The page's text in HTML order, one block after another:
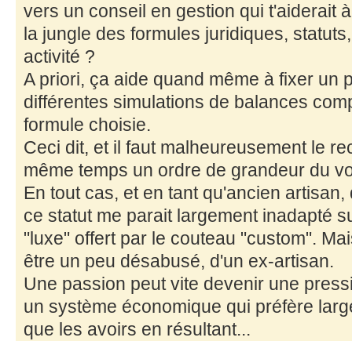
vers un conseil en gestion qui t'aiderait
la jungle des formules juridiques,
activité ?
A priori, ça aide quand même à fixer un
différentes simulations de balances
formule choisie.
Ceci dit, et il faut malheureusement le
même temps un ordre de grandeur du
En tout cas, et en tant qu'ancien
ce statut me parait largement inadapté
"luxe" offert par le couteau "custom".
être un peu désabusé, d'un ex-artisan.
Une passion peut vite devenir une
un système économique qui préfère
que les avoirs en résultant...